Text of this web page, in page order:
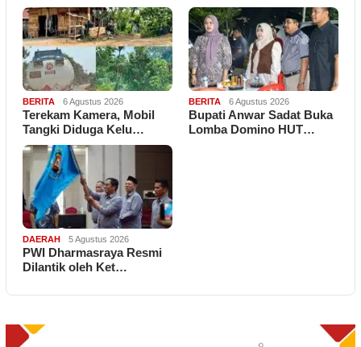
BERITA 6 Agustus 2026
Terekam Kamera, Mobil
Tangki Diduga Kelu…
BERITA 6 Agustus 2026
Bupati Anwar Sadat Buka
Lomba Domino HUT…
DAERAH 5 Agustus 2026
PWI Dharmasraya Resmi
Dilantik oleh Ket…